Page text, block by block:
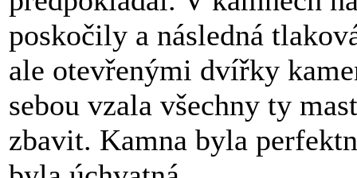
poskočily a následná
ale otevřenými dvířky
sebou vzala všechny ty
zbavit. Kamna byla